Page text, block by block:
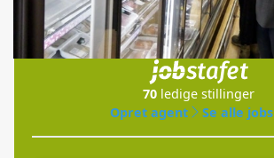
Jobs
i samarbejde med
70 ledige stillinger
Opret agent
Se alle jobs